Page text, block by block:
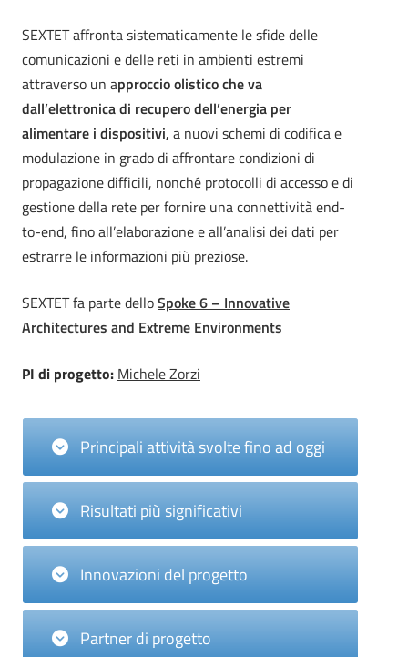
SEXTET affronta sistematicamente le sfide delle
comunicazioni e delle reti in ambienti estremi
attraverso un approccio olistico che va
dall’elettronica di recupero dell’energia per
alimentare i dispositivi, a nuovi schemi di codifica e
modulazione in grado di affrontare condizioni di
propagazione difficili, nonché protocolli di accesso e di
gestione della rete per fornire una connettività end-
to-end, fino all’elaborazione e all’analisi dei dati per
estrarre le informazioni più preziose.
SEXTET fa parte delloSpoke 6 – Innovative
Architectures and Extreme Environments
PI di progetto: Michele Zorzi
Principali attività svolte fino ad oggi
Risultati più significativi
Innovazioni del progetto
Partner di progetto